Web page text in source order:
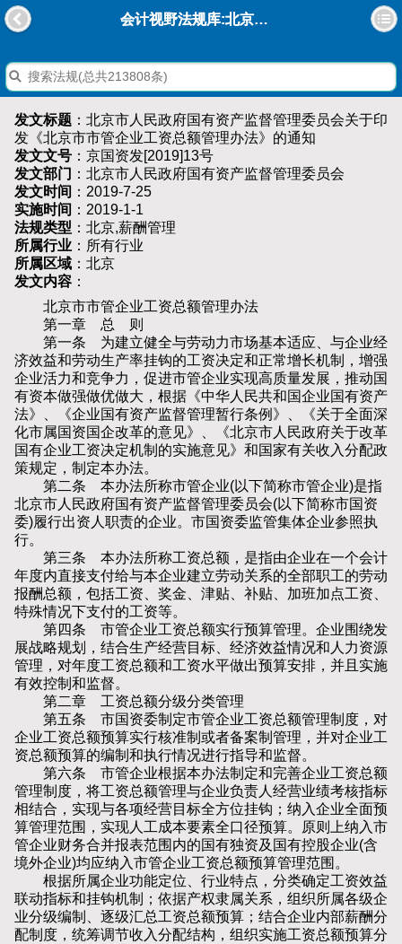
会计视野法规库:北京市人民政府国有资产监督管理委员会关于印发《北京市市管企业工资总额管理办法》的通知
发文标题 ：北京市人民政府国有资产监督管理委员会关于印
发《北京市市管企业工资总额管理办法》的通知
发文文号 ：京国资发[2019]13号
发文部门 ：北京市人民政府国有资产监督管理委员会
发文时间 ：2019-7-25
实施时间 ：2019-1-1
法规类型 ：北京,薪酬管理
所属行业 ：所有行业
所属区域 ：北京
发文内容 ：
北京市市管企业工资总额管理办法
第一章 总 则
第一条 为建立健全与劳动力市场基本适应、与企业经
济效益和劳动生产率挂钩的工资决定和正常增长机制，增强
企业活力和竞争力，促进市管企业实现高质量发展，推动国
有资本做强做优做大，根据《中华人民共和国企业国有资产
法》、《企业国有资产监督管理暂行条例》、《关于全面深
化市属国资国企改革的意见》、《北京市人民政府关于改革
国有企业工资决定机制的实施意见》和国家有关收入分配政
策规定，制定本办法。
第二条 本办法所称市管企业(以下简称市管企业)是指
北京市人民政府国有资产监督管理委员会(以下简称市国资
委)履行出资人职责的企业。市国资委监管集体企业参照执
行。
第三条 本办法所称工资总额，是指由企业在一个会计
年度内直接支付给与本企业建立劳动关系的全部职工的劳动
报酬总额，包括工资、奖金、津贴、补贴、加班加点工资、
特殊情况下支付的工资等。
第四条 市管企业工资总额实行预算管理。企业围绕发
展战略规划，结合生产经营目标、经济效益情况和人力资源
管理，对年度工资总额和工资水平做出预算安排，并且实施
有效控制和监督。
第二章 工资总额分级分类管理
第五条 市国资委制定市管企业工资总额管理制度，对
企业工资总额预算实行核准制或者备案制管理，并对企业工
资总额预算的编制和执行情况进行指导和监督。
第六条 市管企业根据本办法制定和完善企业工资总额
管理制度，将工资总额管理与企业负责人经营业绩考核指标
相结合，实现与各项经营目标全方位挂钩；纳入企业全面预
算管理范围，实现人工成本要素全口径预算。原则上纳入市
管企业财务合并报表范围内的国有独资及国有控股企业(含
境外企业)均应纳入市管企业工资总额预算管理范围。
根据所属企业功能定位、行业特点，分类确定工资效益
联动指标和挂钩机制；依据产权隶属关系，组织所属各级企
业分级编制、逐级汇总工资总额预算；结合企业内部薪酬分
配制度，统筹调节收入分配结构，组织实施工资总额预算分